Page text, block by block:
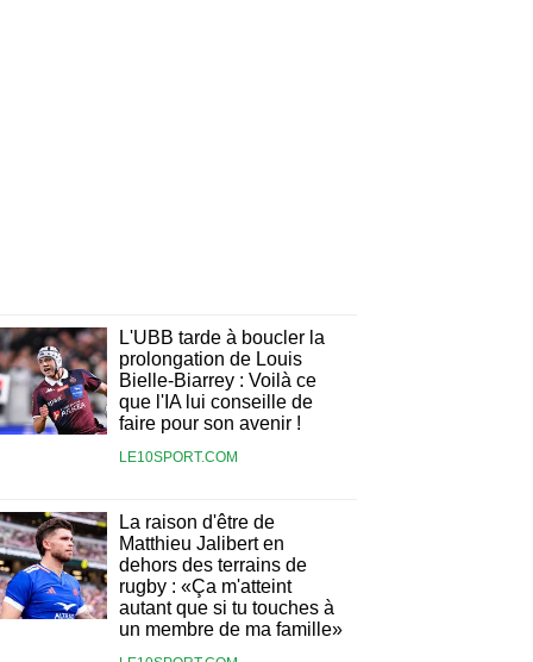
L'UBB tarde à boucler la
prolongation de Louis
Bielle-Biarrey : Voilà ce
que l'IA lui conseille de
faire pour son avenir !
LE10SPORT.COM
La raison d'être de
Matthieu Jalibert en
dehors des terrains de
rugby : «Ça m'atteint
autant que si tu touches à
un membre de ma famille»